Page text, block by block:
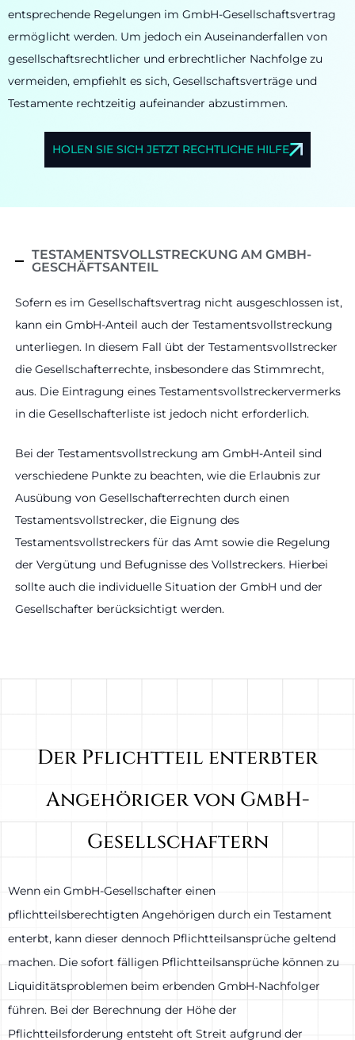
entsprechende Regelungen im GmbH-Gesellschaftsvertrag
ermöglicht werden. Um jedoch ein Auseinanderfallen von
gesellschaftsrechtlicher und erbrechtlicher Nachfolge zu
vermeiden, empfiehlt es sich, Gesellschaftsverträge und
Testamente rechtzeitig aufeinander abzustimmen.
HOLEN SIE SICH JETZT RECHTLICHE HILFE
TESTAMENTSVOLLSTRECKUNG AM GMBH-
GESCHÄFTSANTEIL
Sofern es im Gesellschaftsvertrag nicht ausgeschlossen ist,
kann ein GmbH-Anteil auch der Testamentsvollstreckung
unterliegen. In diesem Fall übt der Testamentsvollstrecker
die Gesellschafterrechte, insbesondere das Stimmrecht,
aus. Die Eintragung eines Testamentsvollstreckervermerks
in die Gesellschafterliste ist jedoch nicht erforderlich.
Bei der Testamentsvollstreckung am GmbH-Anteil sind
verschiedene Punkte zu beachten, wie die Erlaubnis zur
Ausübung von Gesellschafterrechten durch einen
Testamentsvollstrecker, die Eignung des
Testamentsvollstreckers für das Amt sowie die Regelung
der Vergütung und Befugnisse des Vollstreckers. Hierbei
sollte auch die individuelle Situation der GmbH und der
Gesellschafter berücksichtigt werden.
Der Pflichtteil enterbter
Angehöriger von GmbH-
Gesellschaftern
Wenn ein GmbH-Gesellschafter einen
pflichtteilsberechtigten Angehörigen durch ein Testament
enterbt, kann dieser dennoch Pflichtteilsansprüche geltend
machen. Die sofort fälligen Pflichtteilsansprüche können zu
Liquiditätsproblemen beim erbenden GmbH-Nachfolger
führen. Bei der Berechnung der Höhe der
Pflichtteilsforderung entsteht oft Streit aufgrund der